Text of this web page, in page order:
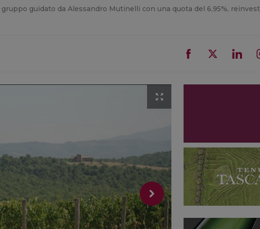
guidato da Alessandro Mutinelli con una quota del 6,95%,